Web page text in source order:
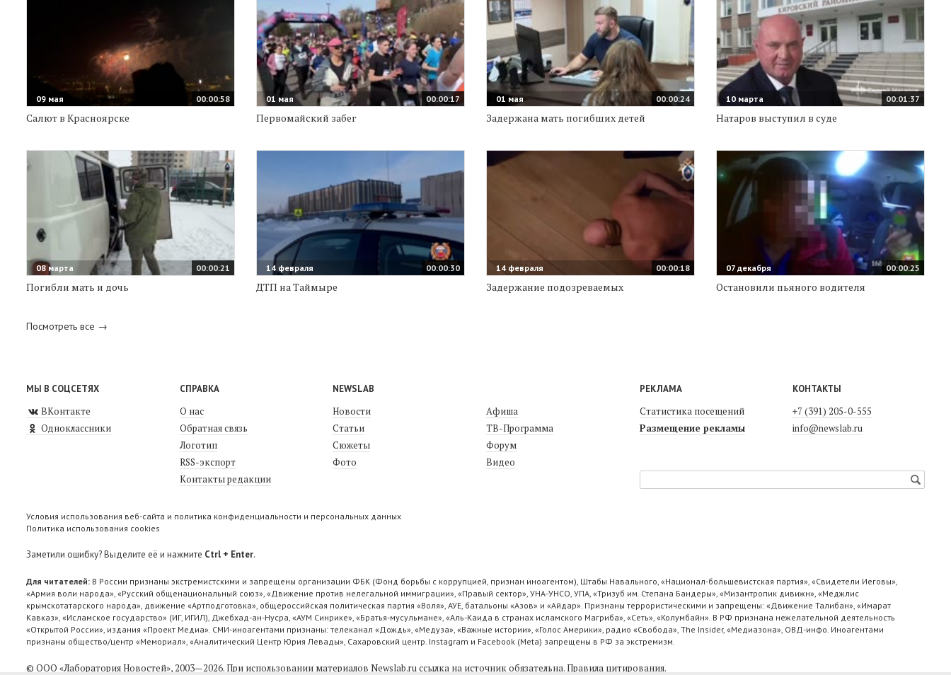
00:00:58
09 мая
Салют в Красноярске
00:00:17
01 мая
Первомайский забег
00:00:24
01 мая
Задержана мать погибших детей
00:01:37
10 марта
Натаров выступил в суде
00:00:21
08 марта
Погибли мать и дочь
00:00:30
14 февраля
ДТП на Таймыре
00:00:18
14 февраля
Задержание подозреваемых
00:00:25
07 декабря
Остановили пьяного водителя
Посмотреть все →
МЫ В СОЦСЕТЯХ
ВКонтакте
Одноклассники
СПРАВКА
О нас
Обратная связь
Логотип
RSS-экспорт
Контакты редакции
NEWSLAB
Новости
Статьи
Сюжеты
Фото
Афиша
ТВ-Программа
Форум
Видео
РЕКЛАМА
Статистика посещений
Размещение рекламы
КОНТАКТЫ
+7 (391) 205-0-555
info@newslab.ru
Условия использования веб-сайта и политика конфиденциальности и персональных данных
Политика использования cookies
Заметили ошибку? Выделите её и нажмите Ctrl + Enter.
Для читателей: В России признаны экстремистскими и запрещены организации ФБК (Фонд борьбы с коррупцией, признан иноагентом), Штабы Навального, «Национал-большевистская партия», «Свидетели Иеговы»,
«Армия воли народа», «Русский общенациональный союз», «Движение против нелегальной иммиграции», «Правый сектор», УНА-УНСО, УПА, «Тризуб им. Степана Бандеры», «Мизантропик дивижн», «Меджлис
крымскотатарского народа», движение «Артподготовка», общероссийская политическая партия «Воля», АУЕ, батальоны «Азов» и «Айдар». Признаны террористическими и запрещены: «Движение Талибан», «Имарат
Кавказ», «Исламское государство» (ИГ, ИГИЛ), Джебхад-ан-Нусра, «АУМ Синрике», «Братья-мусульмане», «Аль-Каида в странах исламского Магриба», «Сеть», «Колумбайн». В РФ признана нежелательной деятельность
«Открытой России», издания «Проект Медиа». СМИ-иноагентами признаны: телеканал «Дождь», «Медуза», «Важные истории», «Голос Америки», радио «Свобода», The Insider, «Медиазона», ОВД-инфо. Иноагентами
признаны общество/центр «Мемориал», «Аналитический Центр Юрия Левады», Сахаровский центр. Instagram и Facebook (Metа) запрещены в РФ за экстремизм.
© ООО «Лаборатория Новоcтей», 2003—2026.При использовании материалов Newslab.ru ссылка на источник обязательна.Правила цитирования.